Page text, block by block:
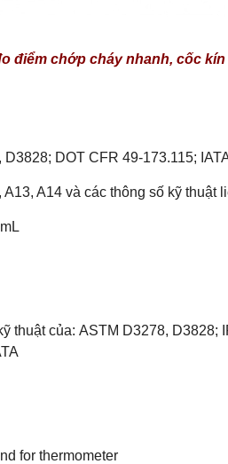
điểm chớp cháy nhanh, cốc
DOT CFR 49-173.115;
A14 và các thông số kỹ thuật
thuật của: ASTM D3278, D3828;
for thermometer